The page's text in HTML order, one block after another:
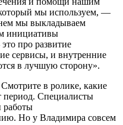
мы используем, —
мы выкладываем
инициативы
про развитие
сервисы, и внутренние
в лучшую сторону».
в ролике, какие
период. Специалисты
работы
Но у Владимира совсем